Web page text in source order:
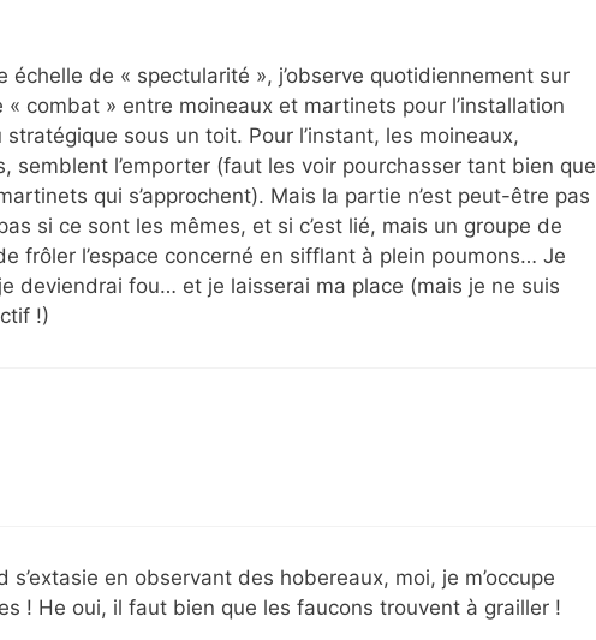
échelle de « spectularité », j’observe quotidiennement sur
combat » entre moineaux et martinets pour l’installation
stratégique sous un toit. Pour l’instant, les moineaux,
semblent l’emporter (faut les voir pourchasser tant bien que
qui s’approchent). Mais la partie n’est peut-être pas
si ce sont les mêmes, et si c’est lié, mais un groupe de
frôler l’espace concerné en sifflant à plein poumons… Je
deviendrai fou… et je laisserai ma place (mais je ne suis
!)
s’extasie en observant des hobereaux, moi, je m’occupe
! He oui, il faut bien que les faucons trouvent à grailler !